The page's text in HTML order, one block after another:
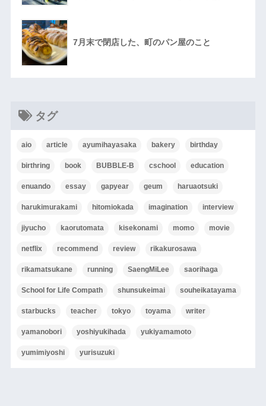
7月末で閉店した、町のパン屋のこと
タグ
aio article ayumihayasaka bakery birthday
birthring book BUBBLE-B cschool education
enuando essay gapyear geum haruaotsuki
harukimurakami hitomiokada imagination interview
jiyucho kaorutomata kisekonami momo movie
netflix recommend review rikakurosawa
rikamatsukane running SaengMiLee saorihaga
School for Life Compath shunsukeimai souheikatayama
starbucks teacher tokyo toyama writer
yamanobori yoshiyukihada yukiyamamoto
yumimiyoshi yurisuzuki